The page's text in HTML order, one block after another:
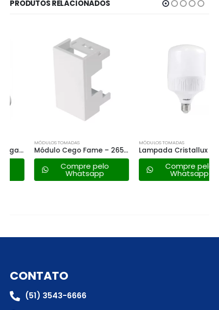
PRODUTOS RELACIONADOS
MÓDULOS TOMADAS
Módulo Cego Fame – 2658 Modulare/evidence ( 2 Pçs )
Compre pelo
Whatsapp
MÓDULOS TOMADAS
Lampada Cristallux Alta Potencia Led – 25w 6500k
Compre pelo
Whatsapp
CONTATO
(51) 3543-6666